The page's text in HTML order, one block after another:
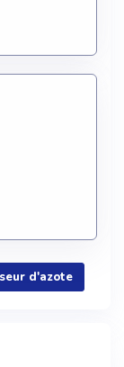
d'azote